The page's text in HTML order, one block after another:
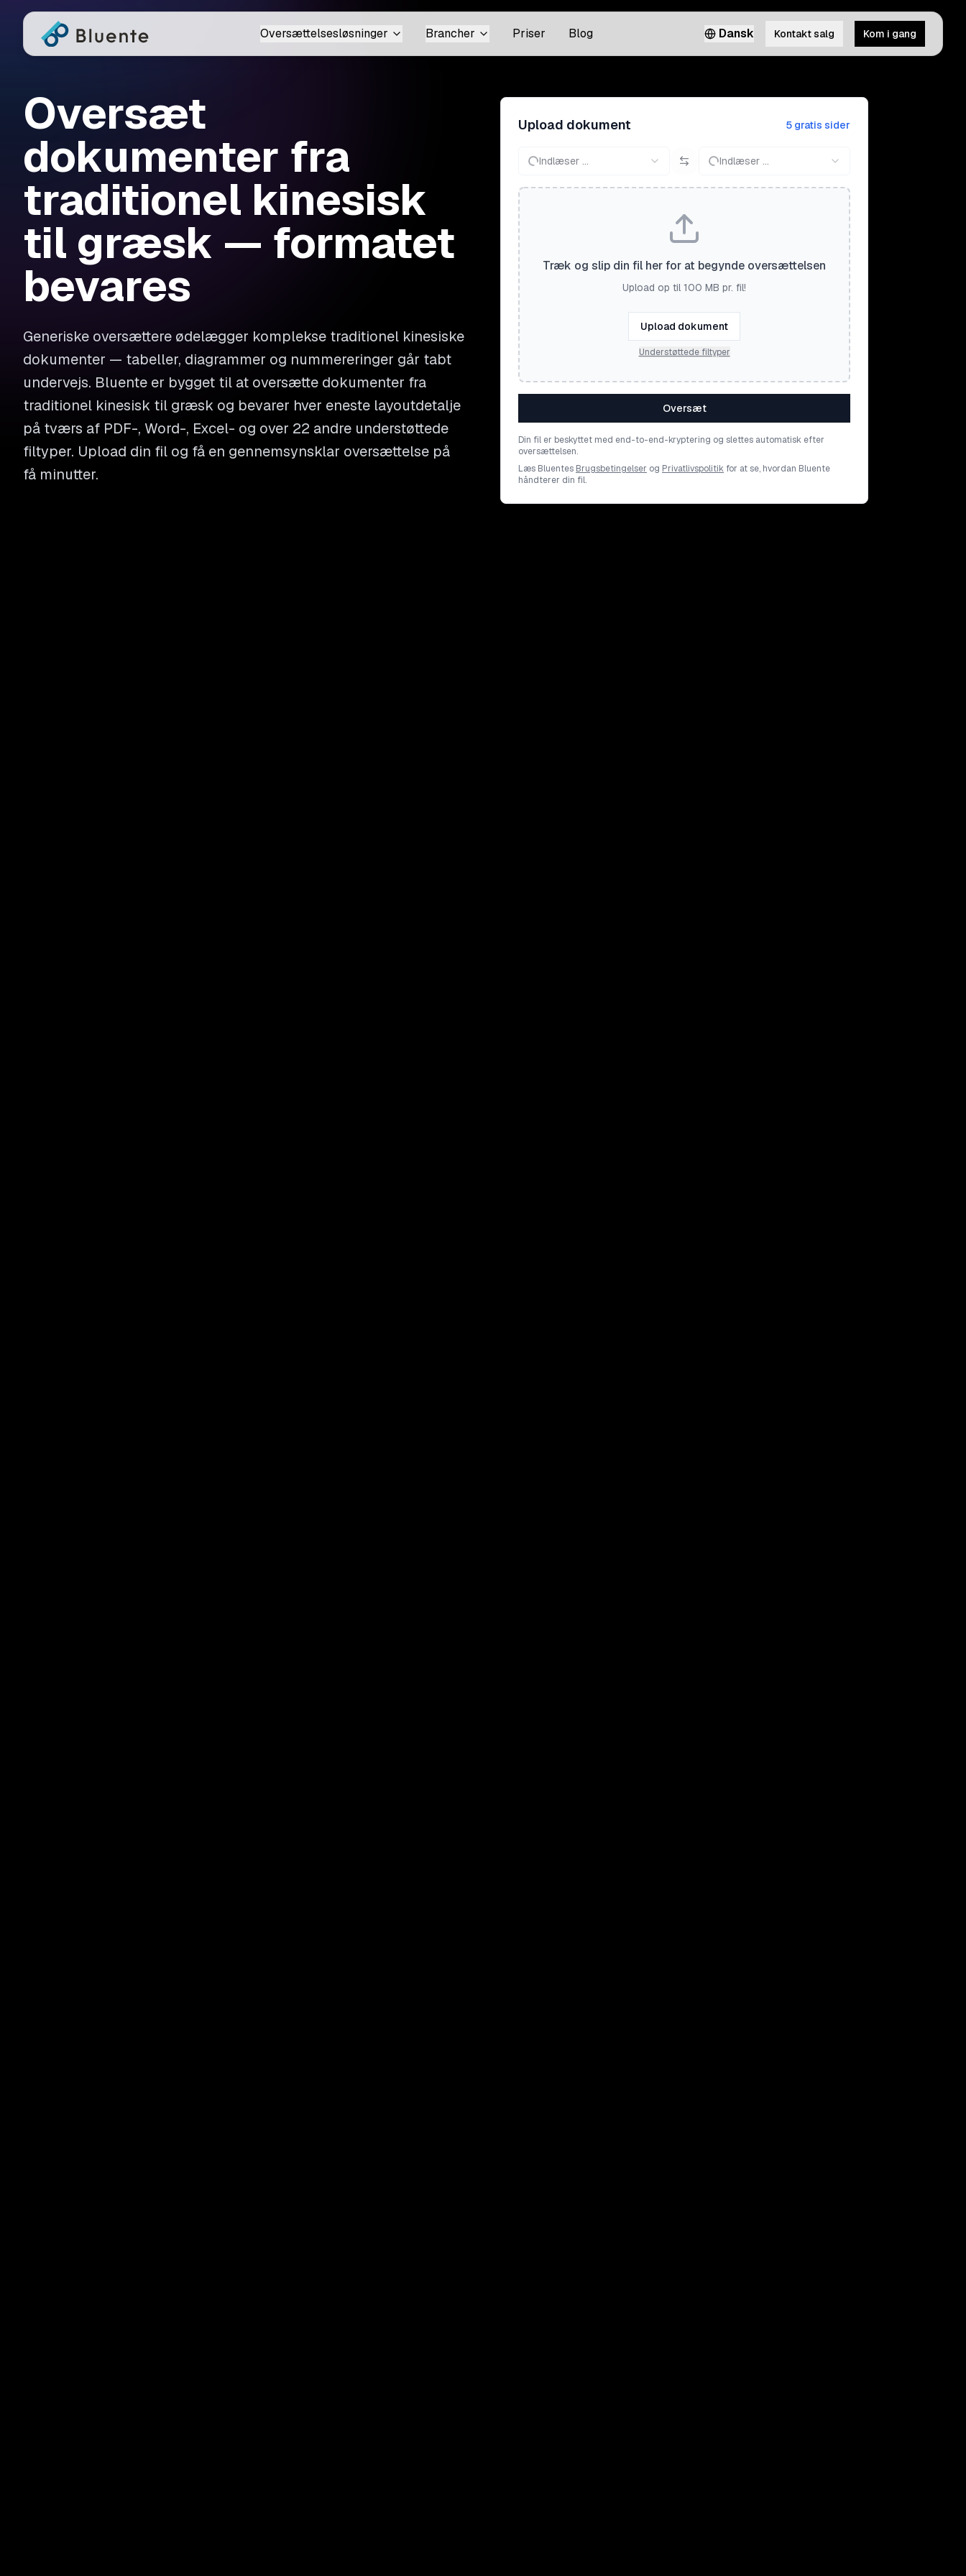
Oversættelsesløsninger Brancher Priser Blog Dansk Kontakt salg Kom i gang
Oversæt
dokumenter fra
traditionel kinesisk
til græsk — formatet
bevares
Generiske oversættere ødelægger komplekse traditionel kinesiske
dokumenter — tabeller, diagrammer og nummereringer går tabt
undervejs. Bluente er bygget til at oversætte dokumenter fra
traditionel kinesisk til græsk og bevarer hver eneste layoutdetalje
på tværs af PDF-, Word-, Excel- og over 22 andre understøttede
filtyper. Upload din fil og få en gennemsynsklar oversættelse på
få minutter.
Upload dokument 5 gratis sider
Indlæser ... Indlæser ...
Træk og slip din fil her for at begynde oversættelsen
Upload op til 100 MB pr. fil!
Upload dokument
Understøttede filtyper
Oversæt
Din fil er beskyttet med end-to-end-kryptering og slettes automatisk efter
oversættelsen.
Læs Bluentes Brugsbetingelser og Privatlivspolitik for at se, hvordan Bluente
håndterer din fil.